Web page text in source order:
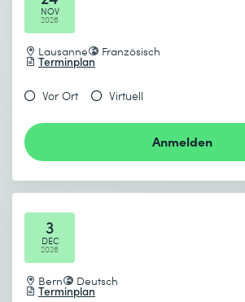
NOV
2026
Lausanne Französisch
Terminplan
Vor Ort Virtuell
Anmelden
3
DEC
2026
Bern Deutsch
Terminplan